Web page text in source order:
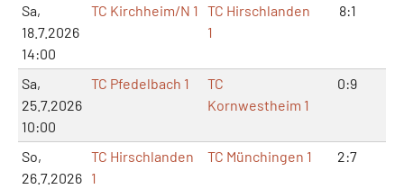
Sa,
18.7.2026
14:00
TC Kirchheim/N 1
TC Hirschlanden
1
8:1
Sa,
25.7.2026
10:00
TC Pfedelbach 1
TC
Kornwestheim 1
0:9
So,
26.7.2026
TC Hirschlanden
1
TC Münchingen 1 2:7